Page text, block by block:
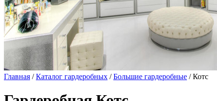
Главная /Каталог гардеробных /Большие гардеробные / Котс